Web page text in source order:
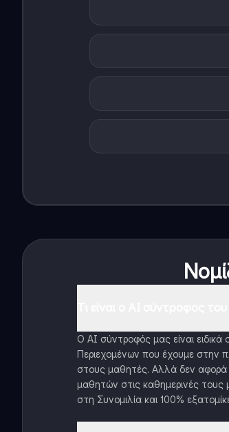
Ο AI σύντροφός μας είναι
Περιεχομένων που έχουμε στην
στους μαθητές. Αλλά δεν αφορά
μαθητών στις καθημερινές τους
στη Συνομιλία και 100%